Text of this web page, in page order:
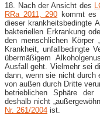
18. Nach der Ansicht des
RRa 2011, 290 kommt es
dieser krankheitsbedingte
bakteriellen Erkrankung
den menschlichen Körper
Krankheit, unfallbedingte
übermäßigem
Ausfall geht. Vielmehr sei
dann, wenn sie nicht durch
von außen durch Dritte
betrieblichen Sphäre der
deshalb nicht
Nr. 261/2004 ist.